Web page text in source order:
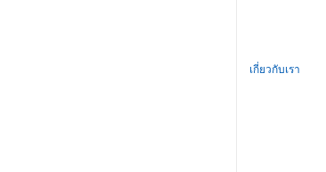
เกี่ยวกับเรา